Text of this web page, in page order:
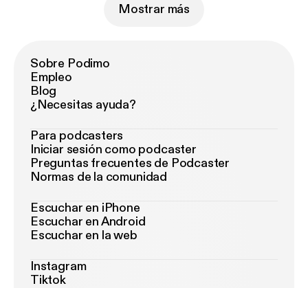
Mostrar más
Sobre Podimo
Empleo
Blog
¿Necesitas ayuda?
Para podcasters
Iniciar sesión como podcaster
Preguntas frecuentes de Podcaster
Normas de la comunidad
Escuchar en iPhone
Escuchar en Android
Escuchar en la web
Instagram
Tiktok